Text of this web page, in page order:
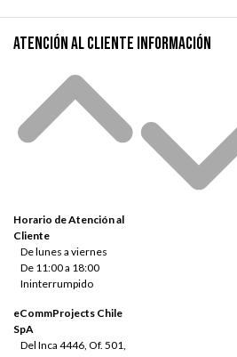
Atención al cliente
Horario de Atención al
Cliente
De lunes a viernes
De 11:00 a 18:00
Ininterrumpido
eCommProjects Chile
SpA
Del Inca 4446, Of. 501,
Información